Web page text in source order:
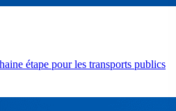
étape pour les transports publics